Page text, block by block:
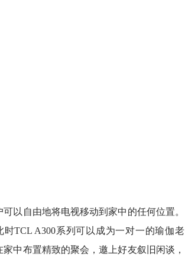
自由地将电视移动到家中的任何位置。
TCL A300系列可以成为一对一的瑜伽老
中布置精致的聚会，邀上好友叙旧闲谈，